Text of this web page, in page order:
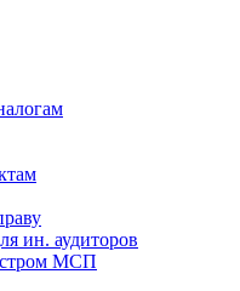
ин. аудиторов
МСП